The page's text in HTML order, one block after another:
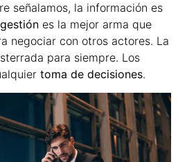
señalamos, la información es
es la mejor arma que
negociar con otros actores. La
para siempre. Los
toma de decisiones.